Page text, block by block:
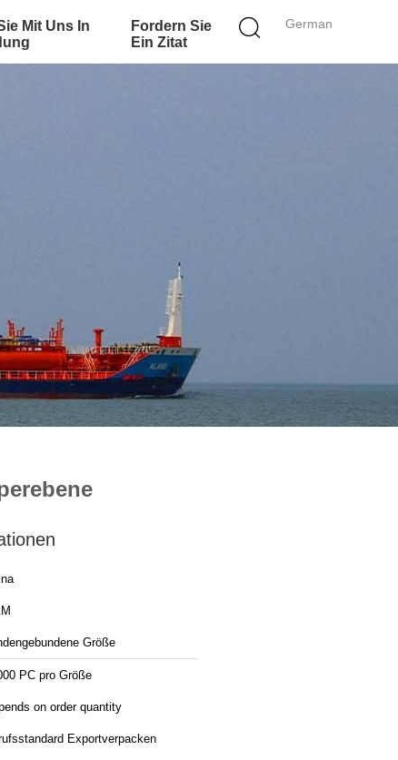
German
Mit Uns In
Fordern Sie
Ein Zitat
Größe
PC pro Größe
on order quantity
Exportverpacken